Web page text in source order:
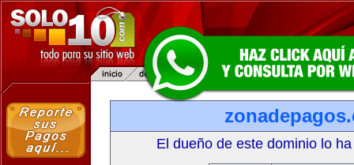
El dueño de este dominio lo